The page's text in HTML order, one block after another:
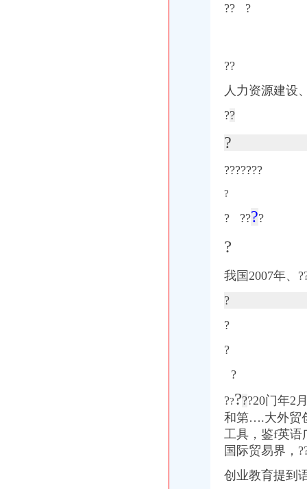
?? ?
??
人力资源建设
??
?
???????
?
? ????
?
我国2007年、
?
?
?
?
?????20门年2
和第….大外贸
工具，鉴f英语
国际贸易界，
创业教育提到